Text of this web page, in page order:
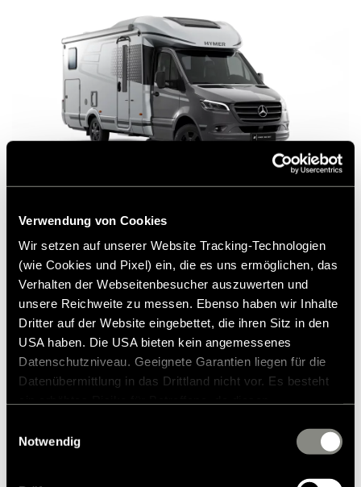
Verwendung von Cookies
Wir setzen auf unserer Website Tracking-Technologien
(wie Cookies und Pixel) ein, die es uns ermöglichen, das
Verhalten der Webseitenbesucher auszuwerten und
unsere Reichweite zu messen. Ebenso haben wir Inhalte
Dritter auf der Website eingebettet, die ihren Sitz in den
USA haben. Die USA bieten kein angemessenes
Datenschutzniveau. Geeignete Garantien liegen für die
Datenübermittlung in das Drittland nicht vor. Es besteht
zustehen. Eingesetzte Dienstleister können Daten für
zusammenführen. Weitere Informationen finden Sie in
Notwendig
Hymer B-Klasse ModernComfort T
137.900 €
Perushinta alkaen
2 - 5
Vuodepaikat
719 cm 3 500 kg
Innovatiivinen, turvallinen, kevyt: mukava puoli-integroitu